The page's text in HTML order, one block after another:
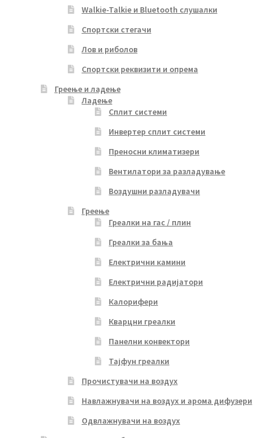
Walkie-Talkie и Bluetooth слушалки
Спортски стегачи
Лов и риболов
Спортски реквизити и опрема
Греење и ладење
Ладење
Сплит системи
Инвертер сплит системи
Преносни климатизери
Вентилатори за разладување
Воздушни разладувачи
Греење
Греалки на гас / плин
Греалки за бања
Електрични камини
Електрични радијатори
Калорифери
Кварцни греалки
Панелни конвектори
Тајфун греалки
Прочистувачи на воздух
Навлажнувачи на воздух и арома дифузери
Одвлажнувачи на воздух